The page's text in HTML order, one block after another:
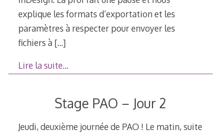
explique les formats d’exportation et les
paramètres à respecter pour envoyer les
fichiers à […]
Lire la suite…
Stage PAO – Jour 2
Jeudi, deuxième journée de PAO ! Le matin, suite